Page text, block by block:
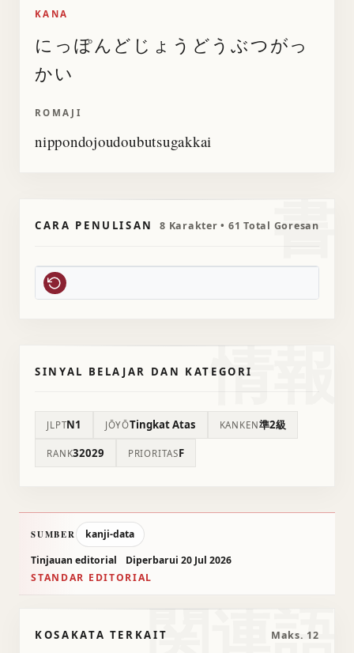
KANA
にっぽんどじょうどうぶつがっ
かい
ROMAJI
nippondojoudoubutsugakkai
書
CARA PENULISAN 8 Karakter • 61 Total Goresan
情報
SINYAL BELAJAR DAN KATEGORI
JLPTN1 JŌYŌTingkat Atas KANKEN準2級
RANK32029 PRIORITASF
SUMBER
kanji-data
Tinjauan editorial
Diperbarui 20 Jul 2026
STANDAR EDITORIAL
KOSAKATA TERKAIT Maks. 12